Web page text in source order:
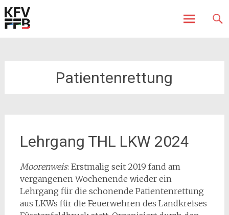
Patientenrettung
Lehrgang THL LKW 2024
Moorenweis: Erstmalig seit 2019 fand am
vergangenen Wochenende wieder ein
Lehrgang für die schonende Patientenrettung
aus LKWs für die Feuerwehren des Landkreises